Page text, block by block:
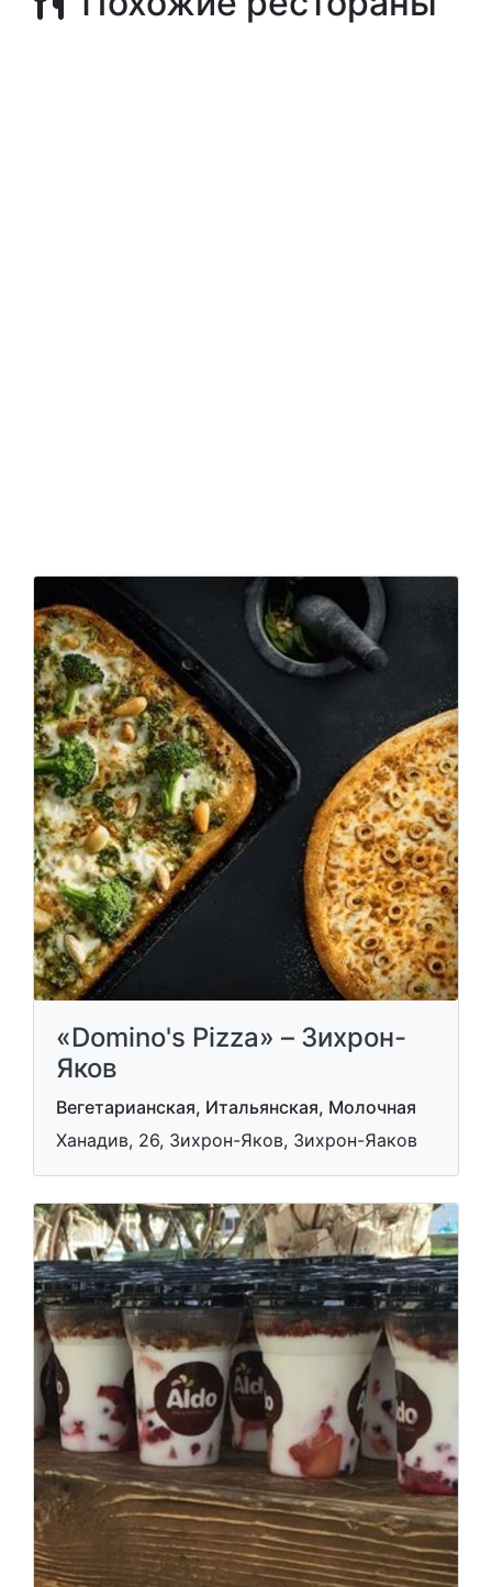
«Domino's Pizza» – Зихрон-
Яков
Вегетарианская, Итальянская, Молочная
Ханадив, 26, Зихрон-Яков, Зихрон-Яаков